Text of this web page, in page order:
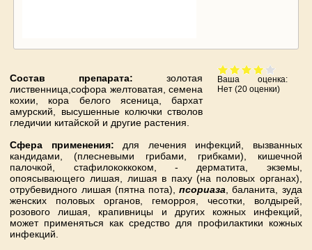
Ваша оценка:
Нет (20оценки)
Состав препарата: золотая
лиственница,софора желтоватая, семена
кохии, кора белого ясеница, бархат
амурский, высушенные колючки стволов
гледичии китайской и другие растения.
Сфера применения: для лечения инфекций, вызванных
кандидами, (плесневыми грибами, грибками), кишечной
палочкой, стафилококкоком, - дерматита, экземы,
опоясывающего лишая, лишая в паху (на половых органах),
отрубевидного лишая (пятна пота),псориаза, баланита, зуда
женских половых органов, геморроя, чесотки, волдырей,
розового лишая, крапивницы и других кожных инфекций,
может применяться как средство для профилактики кожных
инфекций.